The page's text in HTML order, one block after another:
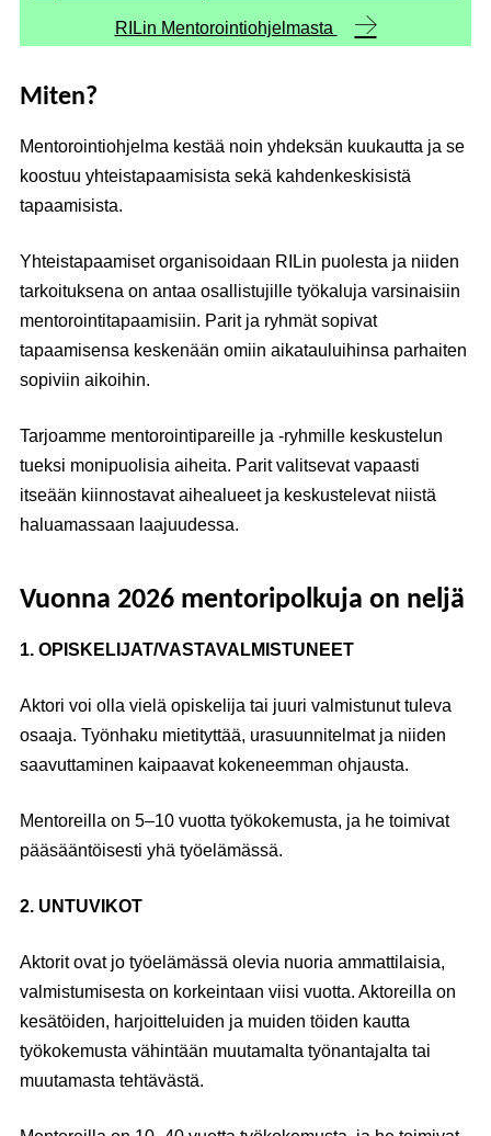
RILin Mentorointiohjelmasta
Miten?
Mentorointiohjelma kestää noin yhdeksän kuukautta ja se
koostuu yhteistapaamisista sekä kahdenkeskisistä
tapaamisista.
Yhteistapaamiset organisoidaan RILin puolesta ja niiden
tarkoituksena on antaa osallistujille työkaluja varsinaisiin
mentorointitapaamisiin. Parit ja ryhmät sopivat
tapaamisensa keskenään omiin aikatauluihinsa parhaiten
sopiviin aikoihin.
Tarjoamme mentorointipareille ja -ryhmille keskustelun
tueksi monipuolisia aiheita. Parit valitsevat vapaasti
itseään kiinnostavat aihealueet ja keskustelevat niistä
haluamassaan laajuudessa.
Vuonna 2026 mentoripolkuja on neljä
1. OPISKELIJAT/VASTAVALMISTUNEET
Aktori voi olla vielä opiskelija tai juuri valmistunut tuleva
osaaja. Työnhaku mietityttää, urasuunnitelmat ja niiden
saavuttaminen kaipaavat kokeneemman ohjausta.
Mentoreilla on 5–10 vuotta työkokemusta, ja he toimivat
pääsääntöisesti yhä työelämässä.
2. UNTUVIKOT
Aktorit ovat jo työelämässä olevia nuoria ammattilaisia,
valmistumisesta on korkeintaan viisi vuotta. Aktoreilla on
kesätöiden, harjoitteluiden ja muiden töiden kautta
työkokemusta vähintään muutamalta työnantajalta tai
muutamasta tehtävästä.